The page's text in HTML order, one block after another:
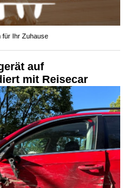
für Ihr Zuhause
auf
mit Reisecar